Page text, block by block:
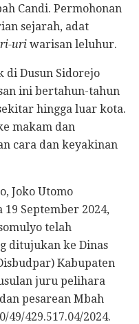
Candi. Permohonan
sejarah, adat
uri warisan leluhur.
di Dusun Sidorejo
ini bertahun-tahun
hingga luar kota.
makam dan
cara dan keyakinan
Joko Utomo
September 2024,
telah
ditujukan ke Dinas
Kabupaten
juru pelihara
pesarean Mbah
49/429.517.04/2024.